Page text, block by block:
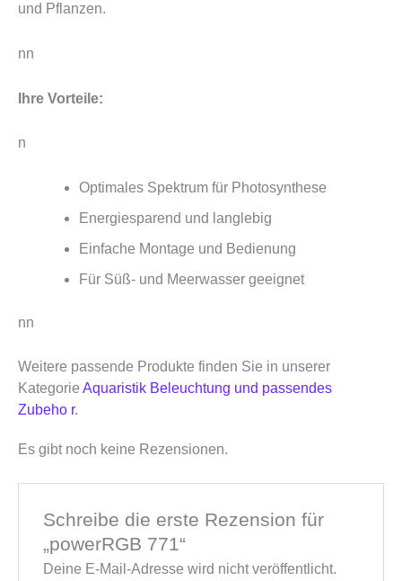
und Pflanzen.
nn
Ihre Vorteile:
n
Optimales Spektrum für Photosynthese
Energiesparend und langlebig
Einfache Montage und Bedienung
Für Süß- und Meerwasser geeignet
nn
Weitere passende Produkte finden Sie in unserer
Kategorie Aquaristik Beleuchtung und passendes
Zubeho r.
Es gibt noch keine Rezensionen.
Schreibe die erste Rezension für
„powerRGB 771“
Deine E-Mail-Adresse wird nicht veröffentlicht.